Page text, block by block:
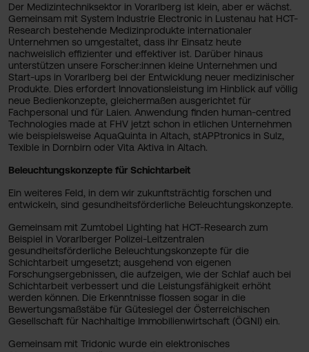
Der Medizintechniksektor in Vorarlberg ist klein, aber er wächst.
Gemeinsam mit System Industrie Electronic in Lustenau hat HCT-
Research bestehende Medizinprodukte internationaler
Unternehmen so umgestaltet, dass ihr Einsatz heute
nachweislich effizienter und effektiver ist. Darüber hinaus
unterstützen unsere Forscher:innen kleine Unternehmen und
Start-ups in Vorarlberg bei der Entwicklung neuer medizinischer
Produkte. Dies erfordert Innovationsleistung im Hinblick auf völlig
neue Bedienkonzepte, gleichermaßen ausgerichtet für
Fachpersonal und für Laien. Anwendung finden human-centred
Technologies made at FHV jetzt schon in etlichen Unternehmen
wie beispielsweise AquaQuinta in Altach, stAPPtronics in Sulz,
Texible in Dornbirn oder Vita Aktiva in Altach.
Beleuchtungskonzepte für Schichtarbeit
Ein weiteres Feld, in dem wir zukunftsträchtig forschen und
entwickeln, sind gesundheitsförderliche Beleuchtungskonzepte.
Gemeinsam mit Zumtobel Lighting hat HCT-Research zum
Beispiel in Vorarlberger Polizei-Leitzentralen
gesundheitsförderliche Beleuchtungskonzepte für die
Schichtarbeit umgesetzt; ausgehend von eigenen
Forschungsergebnissen, die aufzeigen, wie der Schlaf auch bei
Schichtarbeit verbessert und die Leistungsfähigkeit erhöht
werden können. Die Erkenntnisse flossen sogar in die
Bewertungsmaßstäbe für Gütesiegel der Österreichischen
Gesellschaft für Nachhaltige Immobilienwirtschaft (ÖGNI) ein.
Gemeinsam mit Tridonic wurde ein elektronisches